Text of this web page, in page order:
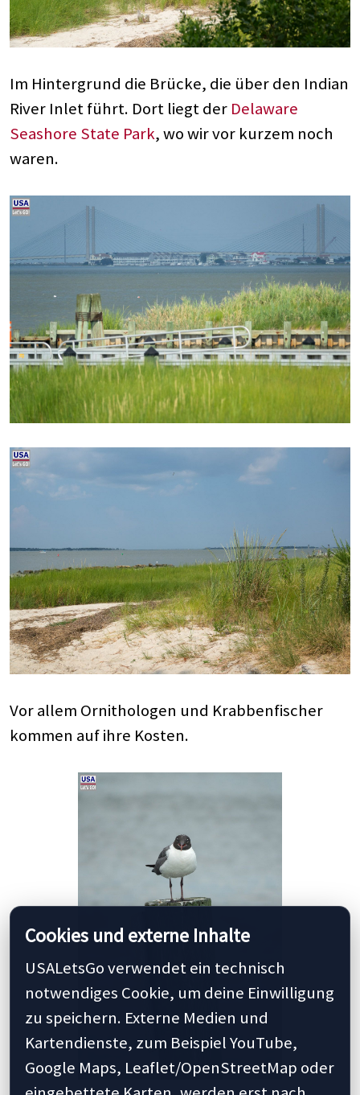
Im Hintergrund die Brücke, die über den Indian
River Inlet führt. Dort liegt der Delaware
Seashore State Park, wo wir vor kurzem noch
waren.
Vor allem Ornithologen und Krabbenfischer
kommen auf ihre Kosten.
Cookies und externe Inhalte
USALetsGo verwendet ein technisch
notwendiges Cookie, um deine Einwilligung
zu speichern. Externe Medien und
Kartendienste, zum Beispiel YouTube,
Google Maps, Leaflet/OpenStreetMap oder